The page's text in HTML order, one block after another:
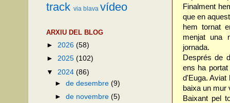
Finalment
que en
hem tornat
menjat una
jornada.
Després de
ens ha
d'Euga. Aviat
baixa un mur
Baixant pel
track via blava vídeo
ARXIU DEL BLOG
► 2026 (58)
► 2025 (102)
▼ 2024 (86)
►de desembre(9)
►de novembre(5)